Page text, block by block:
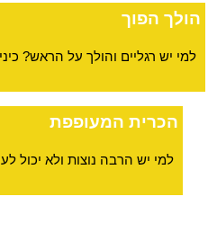
הולך הפוך
למי יש רגליים והולך על הראש?
הכרית המעופפת
למי יש הרבה נוצות ולא יכול